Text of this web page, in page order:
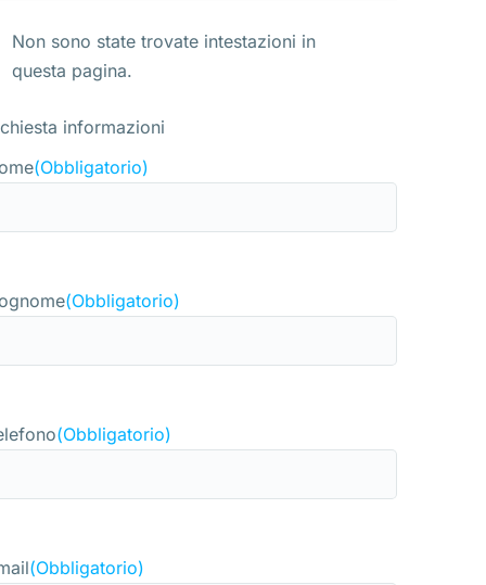
Non sono state trovate intestazioni in
questa pagina.
informazioni
(Obbligatorio)
(Obbligatorio)
(Obbligatorio)
(Obbligatorio)